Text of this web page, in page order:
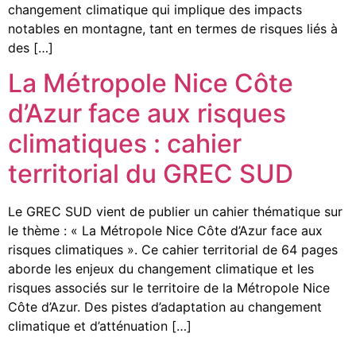
changement climatique qui implique des impacts
notables en montagne, tant en termes de risques liés à
des […]
La Métropole Nice Côte
d’Azur face aux risques
climatiques : cahier
territorial du GREC SUD
Le GREC SUD vient de publier un cahier thématique sur
le thème : « La Métropole Nice Côte d’Azur face aux
risques climatiques ». Ce cahier territorial de 64 pages
aborde les enjeux du changement climatique et les
risques associés sur le territoire de la Métropole Nice
Côte d’Azur. Des pistes d’adaptation au changement
climatique et d’atténuation […]